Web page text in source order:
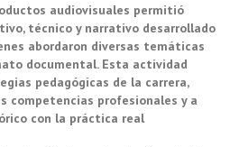
audiovisuales permitió
técnico y narrativo desarrollado
abordaron diversas temáticas
documental. Esta actividad
pedagógicas de la carrera,
competencias profesionales y a
con la práctica real